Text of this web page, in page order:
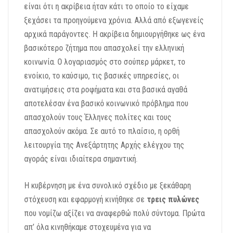
είναι ότι η ακρίβεια ήταν κάτι το οποίο το είχαμε
ξεχάσει τα προηγούμενα χρόνια. Αλλά από εξωγενείς
αρχικά παράγοντες. Η ακρίβεια δημιουργήθηκε ως ένα
βασικότερο ζήτημα που απασχολεί την ελληνική
κοινωνία. Ο λογαριασμός στο σούπερ μάρκετ, το
ενοίκιο, το καύσιμο, τις βασικές υπηρεσίες, οι
ανατιμήσεις στα ροφήματα και στα βασικά αγαθά
αποτελέσαν ένα βασικό κοινωνικό πρόβλημα που
απασχολούν τους Έλληνες πολίτες και τους
απασχολούν ακόμα. Σε αυτό το πλαίσιο, η ορθή
λειτουργία της Ανεξάρτητης Αρχής ελέγχου της
αγοράς είναι ιδιαίτερα σημαντική.
Η κυβέρνηση με ένα συνολικό σχέδιο με ξεκάθαρη
στόχευση και εφαρμογή κινήθηκε σε τρεις πυλώνες
που νομίζω αξίζει να αναφερθώ πολύ σύντομα. Πρώτα
απ’ όλα κινηθήκαμε στοχευμένα για να